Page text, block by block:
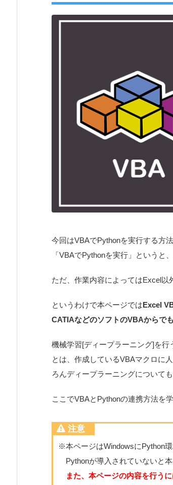
今回はVBAでPythonを実行する方
「VBAでPythonを実行」というと
ただ、作業内容によってはExcel以
というわけで本ページではExcel
CATIAなどのソフトのVBAからで
機械学習[ディープラーニング]を行
とは、作成しているVBAマクロに
ろんディープラーニングについて
ここでVBAとPythonの連携方法を
注意
※本ページはWindowsにPython
Pythonが導入されていないと本
また、本ページの内容を行う